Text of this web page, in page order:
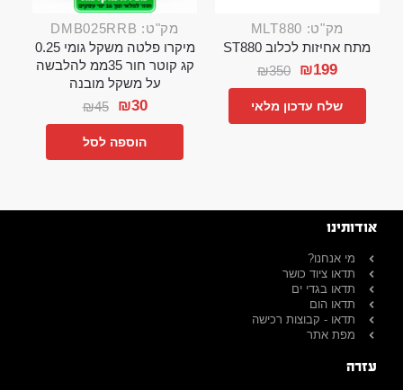
מק"ט: MLT880
מתח אחיזות לכלוב ST880
₪350 ₪199
שלח עדכון מלאי
מק"ט: DMB025RRB
מיקרו פלטה משקל גומי 0.25
קג קוטר חור 35ממ להלבשה
על משקל מובנה
₪45 ₪30
הוספה לסל
אודותינו
מי אנחנו?
תדאו ציוד כושר
תדאו בגדי ים
תדאו הום
תדאו - קבוצות רכישה
מפת אתר
עזרה